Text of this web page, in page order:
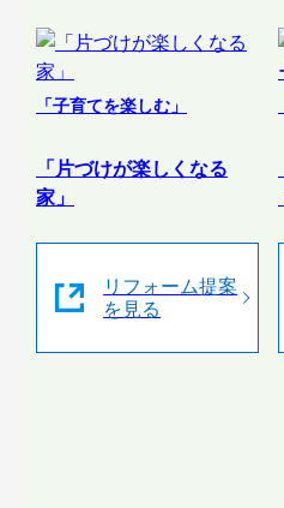
「子育てを楽しむ」
「片づけが楽しくなる
家」
リフォーム提案
を見る